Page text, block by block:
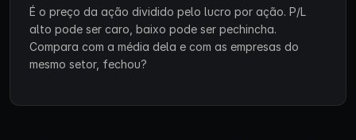
É o preço da ação dividido pelo lucro por ação. P/L
alto pode ser caro, baixo pode ser pechincha.
Compara com a média dela e com as empresas do
mesmo setor, fechou?